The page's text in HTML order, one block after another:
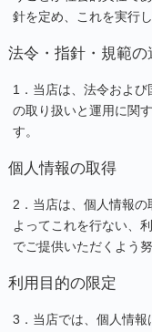
針を定め、これを実行
法令・指針・規範の
1．当店は、法令およ
の取り扱いと運用に関
す。
個人情報の取得
2．当店は、個人情報
よってこれを行ない、
でご提供いただくよう努
利用目的の限定
3．当店では、個人情